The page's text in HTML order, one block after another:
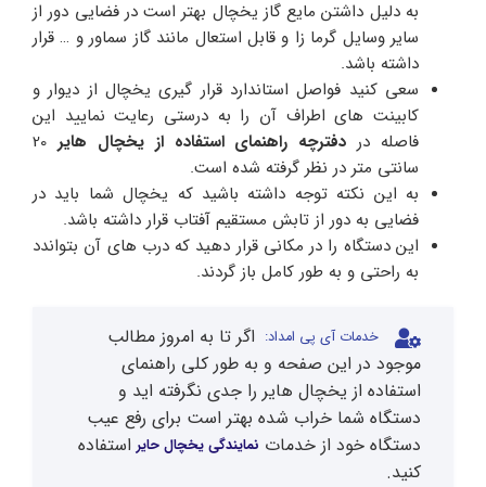
به دلیل داشتن مایع گاز یخچال بهتر است در فضایی دور از
سایر وسایل گرما زا و قابل استعال مانند گاز سماور و … قرار
داشته باشد.
سعی کنید فواصل استاندارد قرار گیری یخچال از دیوار و
کابینت های اطراف آن را به درستی رعایت نمایید این
فاصله در دفترچه راهنمای استفاده از یخچال هایر 20
سانتی متر در نظر گرفته شده است.
به این نکته توجه داشته باشید که یخچال شما باید در
فضایی به دور از تابش مستقیم آفتاب قرار داشته باشد.
این دستگاه را در مکانی قرار دهید که درب های آن بتواندد
به راحتی و به طور کامل باز گردند.
خدمات آی پی امداد: اگر تا به امروز مطالب
موجود در این صفحه و به طور کلی راهنمای
استفاده از یخچال هایر را جدی نگرفته اید و
دستگاه شما خراب شده بهتر است برای رفع عیب
دستگاه خود از خدمات نمایندگی یخچال حایراستفاده
کنید.